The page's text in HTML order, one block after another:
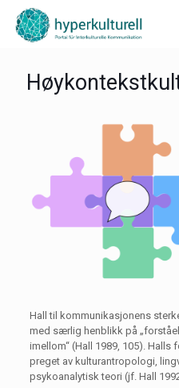
Hall til kommunikasjonens
med særlig henblikk på
imellom“ (Hall 1989, 105).
preget av kulturantropologi,
psykoanalytisk teori (jf. Hall